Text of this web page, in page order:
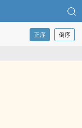
正序 倒序